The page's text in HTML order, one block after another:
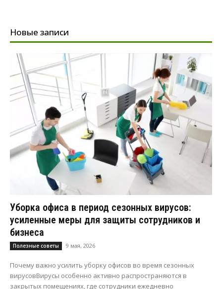
Новые записи
Уборка офиса в период сезонных вирусов:
усиленные меры для защиты сотрудников и
бизнеса
Полезные советы 9 мая, 2026
Почему важно усилить уборку офисов во время сезонных
вирусовВирусы особенно активно распространяются в
закрытых помещениях, где сотрудники ежедневно